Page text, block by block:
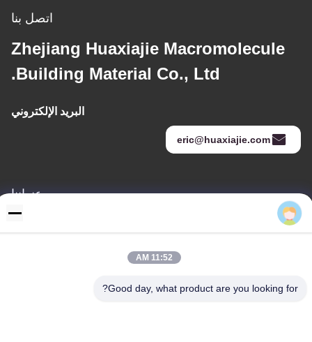
اتصل بنا
Zhejiang Huaxiajie Macromolecule
Building Material Co., Ltd.
البريد الإلكتروني
eric@huaxiajie.com
عنواننا
عنوان
Eric
11:52 AM
Good day, what product are you looking for?